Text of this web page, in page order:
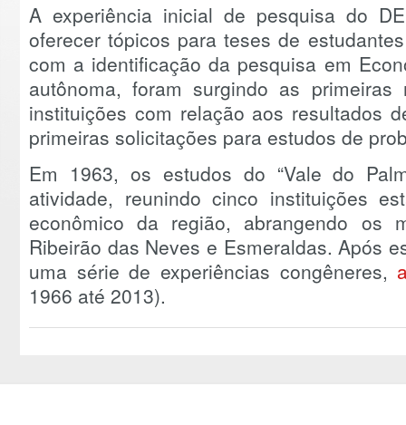
A experiência inicial de pesquisa do
oferecer tópicos para teses de
com a identificação da pesquisa em
autônoma, foram surgindo as
instituições com relação aos resultados
primeiras solicitações para estudos de
Em 1963, os estudos do “Vale do
atividade, reunindo cinco instituições
econômico da região, abrangendo os
Ribeirão das Neves e Esmeraldas. Após
uma série de experiências congêneres,
1966 até 2013).